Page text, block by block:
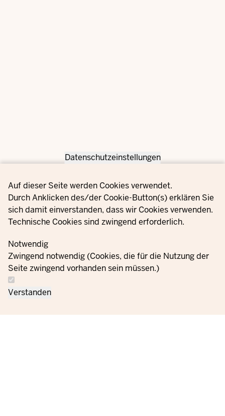
Privacy settings
Datenschutzeinstellungen
Auf dieser Seite werden Cookies verwendet.
Durch Anklicken des/der Cookie-Button(s) erklären Sie
sich damit einverstanden, dass wir Cookies verwenden.
Technische Cookies sind zwingend erforderlich.
Notwendig
Zwingend notwendig (Cookies, die für die Nutzung der
Seite zwingend vorhanden sein müssen.)
Verstanden